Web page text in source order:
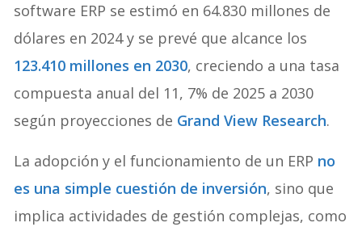
software ERP se estimó en 64.830 millones de
dólares en 2024 y se prevé que alcance los
123.410 millones en 2030, creciendo a una tasa
compuesta anual del 11, 7% de 2025 a 2030
según proyecciones de Grand View Research.
La adopción y el funcionamiento de un ERP no
es una simple cuestión de inversión, sino que
implica actividades de gestión complejas, como